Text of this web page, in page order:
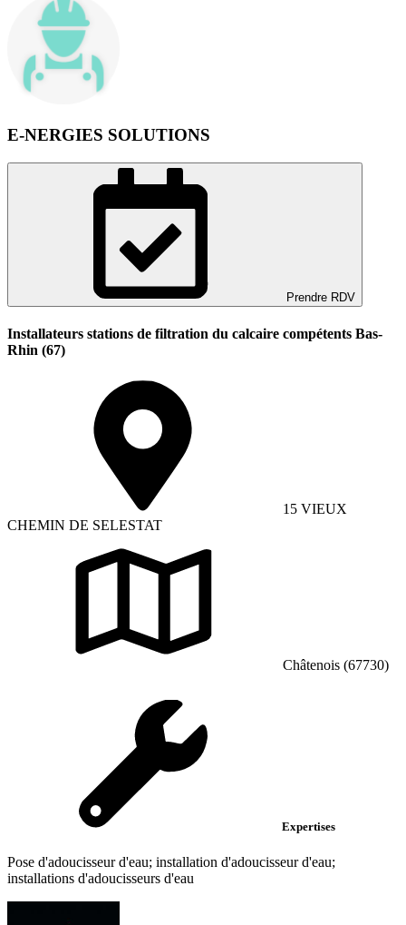
E-NERGIES SOLUTIONS
Prendre RDV
Installateurs stations de filtration du calcaire compétents Bas-
Rhin (67)
15 VIEUX
CHEMIN DE SELESTAT
Châtenois (67730)
Expertises
Pose d'adoucisseur d'eau; installation d'adoucisseur d'eau;
installations d'adoucisseurs d'eau